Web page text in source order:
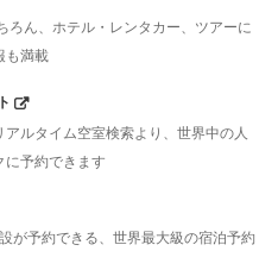
ん、ホテル・レンタカー、ツアーに
も満載
ルタイム空室検索より、世界中の人
に予約できます
が予約できる、世界最大級の宿泊予約